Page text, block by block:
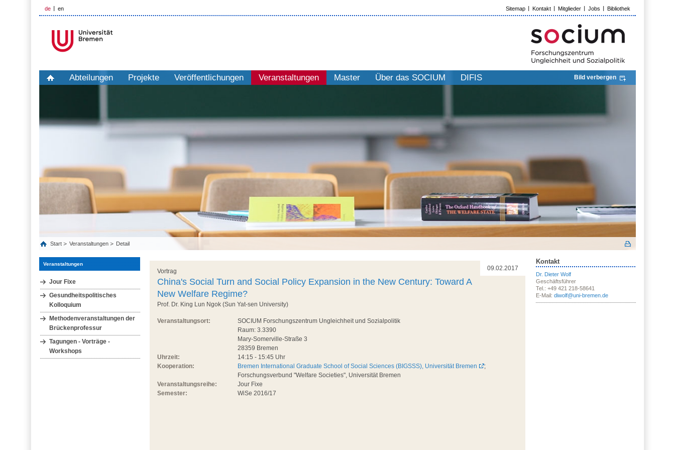
de en Sitemap Kontakt Mitglieder Jobs Bibliothek
Abteilungen Projekte Veröffentlichungen Veranstaltungen Master Über das SOCIUM DIFIS Bild verbergen
Start Veranstaltungen Detail
Veranstaltungen
Jour Fixe
Gesundheitspolitisches
Kolloquium
Methodenveranstaltungen der
Brückenprofessur
Tagungen - Vorträge -
Workshops
09.02.2017
Vortrag
China's Social Turn and Social Policy Expansion in the New Century: Toward A
New Welfare Regime?
Prof. Dr. King Lun Ngok (Sun Yat-sen University)
Veranstaltungsort:
SOCIUM Forschungszentrum Ungleichheit und Sozialpolitik
Raum: 3.3390
Mary-Somerville-Straße 3
28359 Bremen
Uhrzeit:
14:15 - 15:45 Uhr
Kooperation:
Bremen International Graduate School of Social Sciences (BIGSSS), Universität Bremen
;
Forschungsverbund "Welfare Societies", Universität Bremen
Veranstaltungsreihe:
Jour Fixe
Semester:
WiSe 2016/17
Kontakt
Dr. Dieter Wolf
Geschäftsführer
Tel.: +49 421 218-58641
E-Mail: diwolf@uni-bremen.de